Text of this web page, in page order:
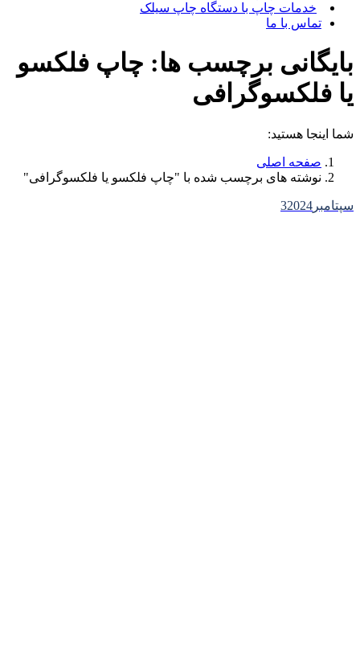
خدمات چاپ با دستگاه چاپ سیلک
تماس با ما
بایگانی برچسب ها: چاپ فلکسو
یا فلکسوگرافی
شما اینجا هستید:
صفحه اصلی
نوشته های برچسب شده با "چاپ فلکسو یا فلکسوگرافی"
سپتامبر 32024